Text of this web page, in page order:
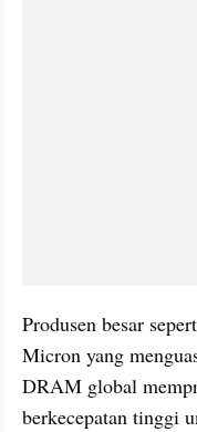
Produsen besar
Micron yang
DRAM global
berkecepatan tinggi